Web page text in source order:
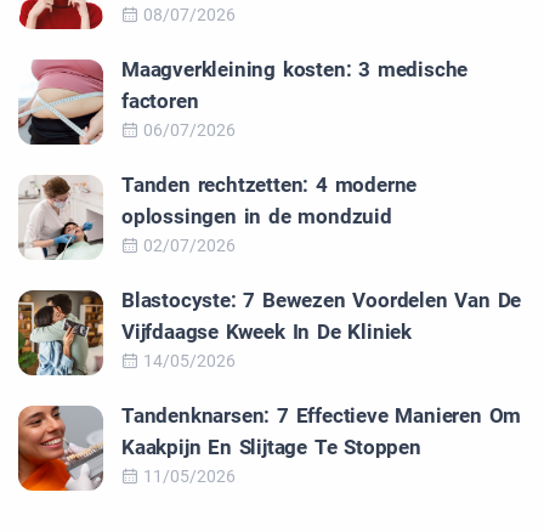
08/07/2026
Maagverkleining kosten: 3 medische
factoren
06/07/2026
Tanden rechtzetten: 4 moderne
oplossingen in de mondzuid
02/07/2026
Blastocyste: 7 Bewezen Voordelen Van De
Vijfdaagse Kweek In De Kliniek
14/05/2026
Tandenknarsen: 7 Effectieve Manieren Om
Kaakpijn En Slijtage Te Stoppen
11/05/2026